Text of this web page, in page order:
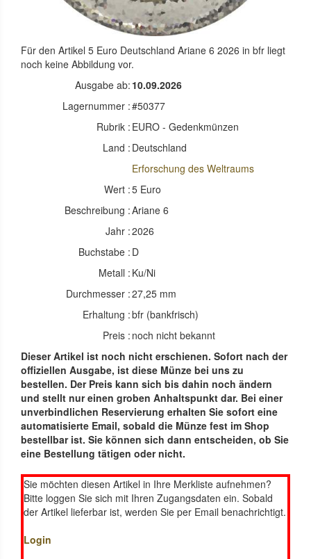
Für den Artikel 5 Euro Deutschland Ariane 6 2026 in bfr liegt
noch keine Abbildung vor.
Ausgabe ab: 10.09.2026
Lagernummer :#50377
Rubrik : EURO - Gedenkmünzen
Land : Deutschland
Erforschung des Weltraums
Wert :5 Euro
Beschreibung :Ariane 6
Jahr :2026
Buchstabe : D
Metall : Ku/Ni
Durchmesser :27,25 mm
Erhaltung :bfr (bankfrisch)
Preis : noch nicht bekannt
Dieser Artikel ist noch nicht erschienen. Sofort nach der
offiziellen Ausgabe, ist diese Münze bei uns zu
bestellen. Der Preis kann sich bis dahin noch ändern
und stellt nur einen groben Anhaltspunkt dar. Bei einer
unverbindlichen Reservierung erhalten Sie sofort eine
automatisierte Email, sobald die Münze fest im Shop
bestellbar ist. Sie können sich dann entscheiden, ob Sie
eine Bestellung tätigen oder nicht.
Sie möchten diesen Artikel in Ihre Merkliste aufnehmen?
Bitte loggen Sie sich mit Ihren Zugangsdaten ein. Sobald
der Artikel lieferbar ist, werden Sie per Email benachrichtigt.
Login